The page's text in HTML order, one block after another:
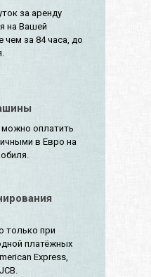
за аренду
на Вашей
чем за 84 часа, до
оплатить
в Евро на
только при
платёжных
Express,